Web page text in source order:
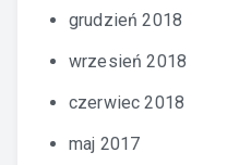
grudzień 2018
wrzesień 2018
czerwiec 2018
maj 2017